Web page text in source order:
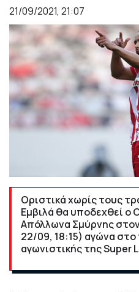
21/09/2021, 21:07
Οριστικά χωρίς τους
Εμβιλά θα υποδεχθεί ο
Απόλλωνα Σμύρνης
22/09, 18:15) αγώνα στο
αγωνιστικής της Super